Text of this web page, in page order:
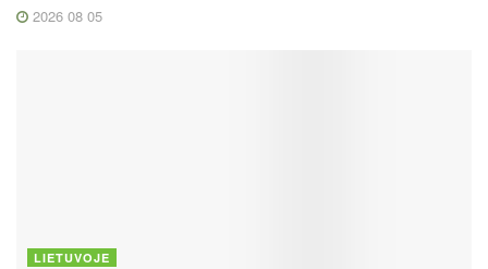
2026 08 05
LIETUVOJE